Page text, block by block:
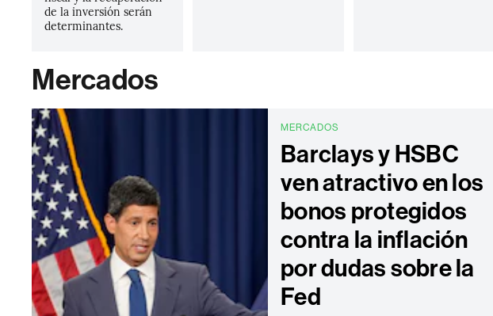
de la inversión serán
determinantes.
Mercados
MERCADOS
Barclays y HSBC
ven atractivo en los
bonos protegidos
contra la inflación
por dudas sobre la
Fed